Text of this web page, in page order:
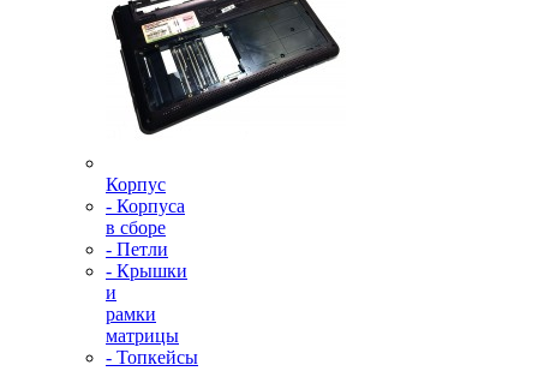
Корпус
- Корпуса
в сборе
- Петли
- Крышки
и
рамки
матрицы
- Топкейсы